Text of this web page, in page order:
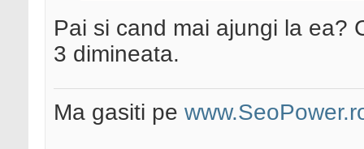
Pai si cand mai ajungi la ea?
3 dimineata.
Ma gasiti pe